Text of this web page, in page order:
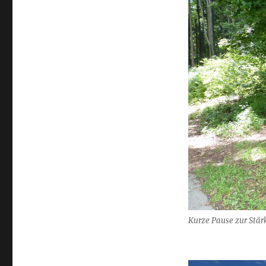
Kurze Pause zur